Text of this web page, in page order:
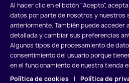
POLÍTICA DE COOKIES
AVISO
Al hacer clic en el botón "Acepto",
datos por parte de nosotros y nuestros
anteriormente. También puede acceder
detallada y cambiar sus preferencias
Algunos tipos de procesamiento de
consentimiento del usuario porque
en el funcionamiento de nuestra tienda
Política de cookies
| Política de